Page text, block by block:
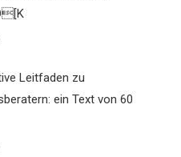
Leitfaden zu
ein Text von 60